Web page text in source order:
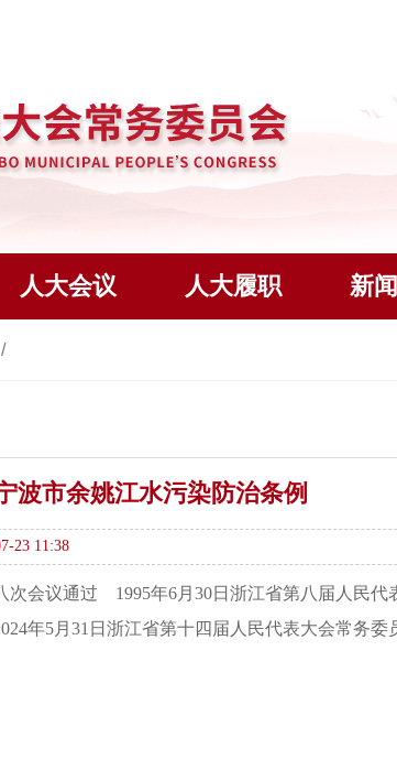
人大会议 人大履职 新
波市余姚江水污染防治条例
23 11:38
次会议通过 1995年6月30日浙江省第八届人民
年5月31日浙江省第十四届人民代表大会常务